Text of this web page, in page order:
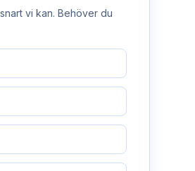
vi kan. Behöver du